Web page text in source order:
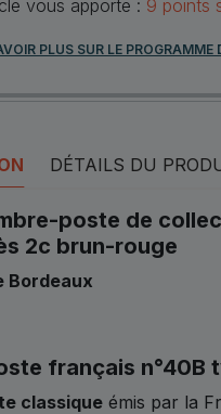
vous apporte : 9 points
PLUS SUR LE PROGRAMME
DÉTAILS DU
poste de
2c brun-rouge
Bordeaux
français n°40B
classique émis par la